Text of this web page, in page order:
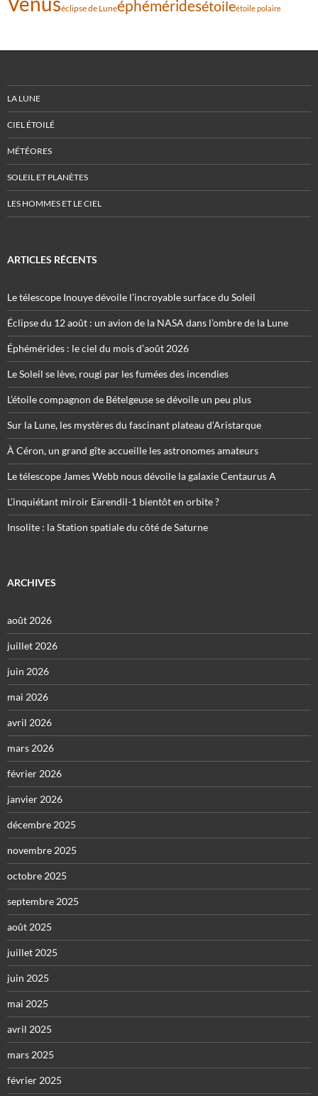
éclipse de Luneéphéméridesétoileétoile polaire
LA LUNE
CIEL ÉTOILÉ
MÉTÉORES
SOLEIL ET PLANÈTES
LES HOMMES ET LE CIEL
ARTICLES RÉCENTS
Le télescope Inouye dévoile l’incroyable surface du Soleil
Éclipse du 12 août : un avion de la NASA dans l’ombre de la Lune
Éphémérides : le ciel du mois d’août 2026
Le Soleil se lève, rougi par les fumées des incendies
L’étoile compagnon de Bételgeuse se dévoile un peu plus
Sur la Lune, les mystères du fascinant plateau d’Aristarque
À Céron, un grand gîte accueille les astronomes amateurs
Le télescope James Webb nous dévoile la galaxie Centaurus A
L’inquiétant miroir Eärendil-1 bientôt en orbite ?
Insolite : la Station spatiale du côté de Saturne
ARCHIVES
août 2026
juillet 2026
juin 2026
mai 2026
avril 2026
mars 2026
février 2026
janvier 2026
décembre 2025
novembre 2025
octobre 2025
septembre 2025
août 2025
juillet 2025
juin 2025
mai 2025
avril 2025
mars 2025
février 2025